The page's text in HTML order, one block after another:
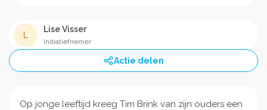
Lise Visser
Initiatiefnemer
Actie delen
Op jonge leeftijd kreeg Tim Brink van zijn ouders een